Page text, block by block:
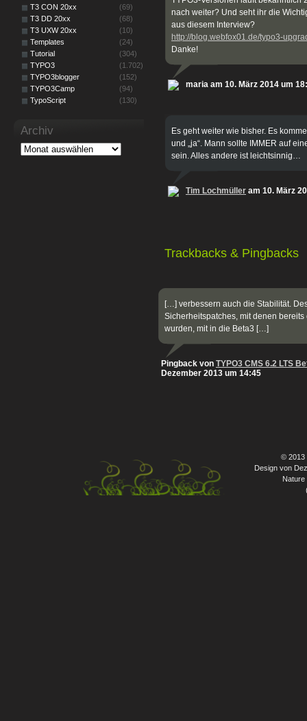
nach weiter? Und seht ihr die
aus diesem Interview?
http://blog.webfox01.de/typo3-
Danke!
maria am 10. März 2014 um
Es geht weiter wie bisher. Es
und „ja“. Mann sollte IMMER auf
sein. Alles andere ist leichtsinnig…
Tim Lochmüller am 10. März
Trackbacks & Pingbacks
[…] verbessern auch die Stabilität.
Sicherheitspatches, mit denen
wurden, mit in die Beta3 […]
Pingback von TYPO3 CMS 6.2 LTS
Dezember 2013 um 14:45
T3 CON 20xx
(69)
T3 DD 20xx
(68)
T3 UXW 20xx
(10)
Templates
(24)
Tutorial
(304)
TYPO3
(1.702)
TYPO3blogger
(152)
TYPO3Camp
(94)
TypoScript
(130)
Archiv
© 2013
Design von
Nature